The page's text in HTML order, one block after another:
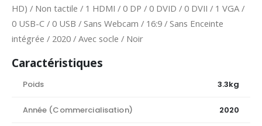
HD) / Non tactile / 1 HDMI / 0 DP / 0 DVID / 0 DVII / 1 VGA /
0 USB-C / 0 USB / Sans Webcam / 16:9 / Sans Enceinte
intégrée / 2020 / Avec socle / Noir
Caractéristiques
Poids 3.3kg
Année (Commercialisation) 2020